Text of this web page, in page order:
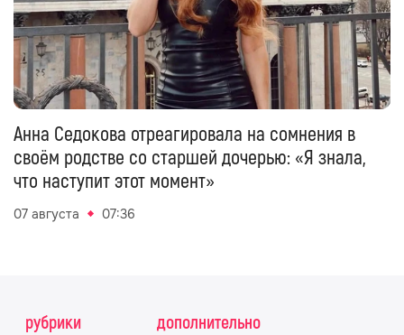
Анна Седокова отреагировала на сомнения в
своём родстве со старшей дочерью: «Я знала,
что наступит этот момент»
07 августа 07:36
рубрики
дополнительно